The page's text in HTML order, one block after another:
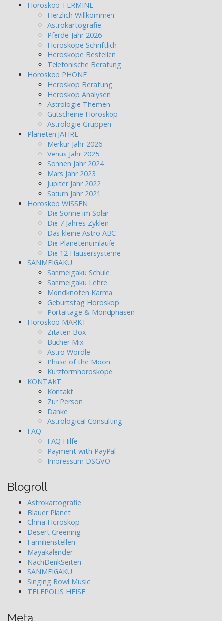
Horoskop TERMINE
Herzlich Willkommen
Astrokartografie
Pferde-Jahr 2026
Horoskope Schriftlich
Horoskope Bestellen
Telefonische Beratung
Horoskop PHONE
Horoskop Beratung
Horoskop Analysen
Astrologie Themen
Gutscheine Horoskop
Astrologie Gruppen
Planeten JAHRE
Merkur Jahr 2026
Venus Jahr 2025
Sonnen Jahr 2024
Mars Jahr 2023
Jupiter Jahr 2022
Saturn Jahr 2021
Horoskop WISSEN
Die Sonne im Solar
Die 7 Jahres Zyklen
Das kleine Astro ABC
Die Planetenumläufe
Die 12 Häusersysteme
SANMEIGAKU
Sanmeigaku Schule
Sanmeigaku Lehre
Mondknoten Karma
Geburtstag Horoskop
Portaltage & Mondphasen
Horoskop MARKT
Zitaten Box
Bücher Mix
Astro Wordle
Phase of the Moon
Kurzformhoroskope
KONTAKT
Kontakt
Zur Person
Danke
Astrological Consulting
FAQ
FAQ Hilfe
Payment with PayPal
Impressum DSGVO
Blogroll
Astrokartografie
Blauer Planet
China Horoskop
Desert Greening
Familienstellen
Mayakalender
NachDenkSeiten
SANMEIGAKU
Singing Bowl Music
TELEPOLIS HEISE
Meta